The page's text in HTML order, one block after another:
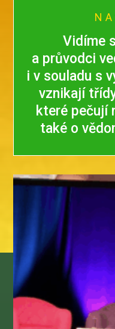
Vidíme
a průvodci
i v souladu s
vznikají
které pečují
také o